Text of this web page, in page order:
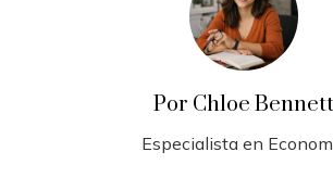
Por Chloe Bennett
Especialista en